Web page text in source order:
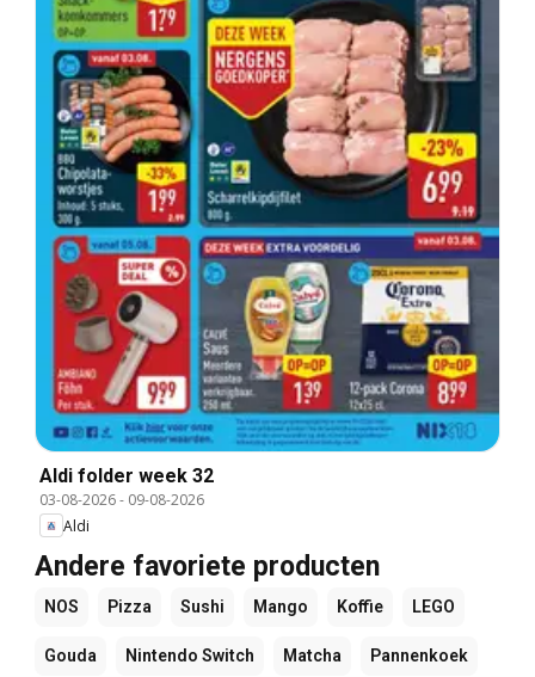
Aldi folder week 32
03-08-2026- 09-08-2026
Aldi
Andere favoriete producten
NOS Pizza Sushi Mango Koffie LEGO
Gouda Nintendo Switch Matcha Pannenkoek